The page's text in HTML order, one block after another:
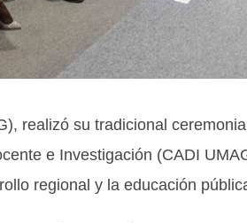
realizó su tradicional
e Investigación (CADI
regional y la educación